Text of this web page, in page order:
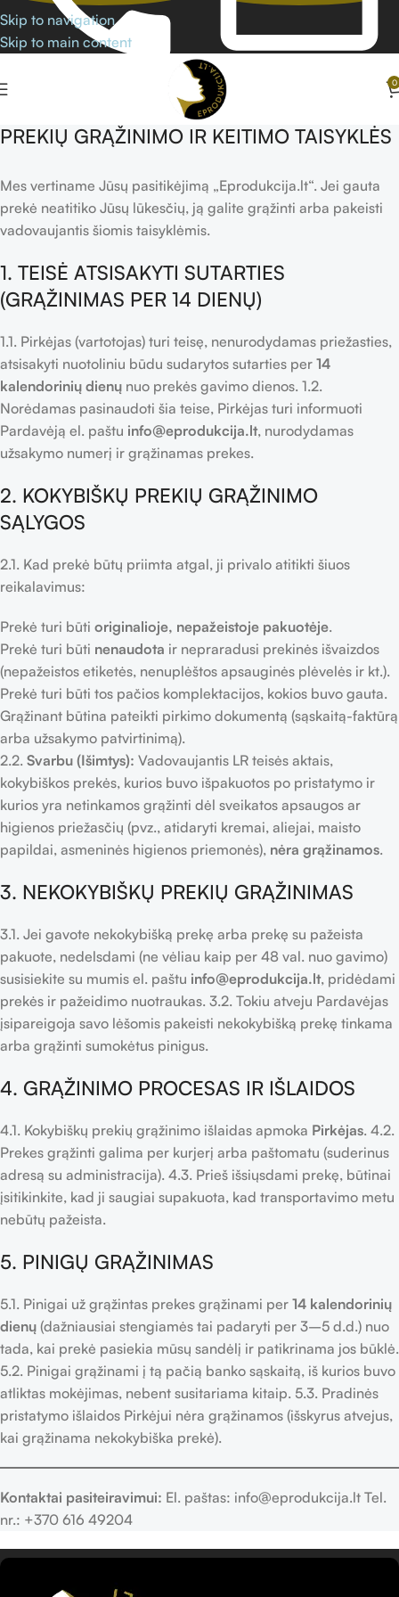
Skip to navigation
Skip to main content
0
PREKIŲ GRĄŽINIMO IR KEITIMO TAISYKLĖS
Mes vertiname Jūsų pasitikėjimą „Eprodukcija.lt“. Jei gauta
prekė neatitiko Jūsų lūkesčių, ją galite grąžinti arba pakeisti
vadovaujantis šiomis taisyklėmis.
1. TEISĖ ATSISAKYTI SUTARTIES
(GRĄŽINIMAS PER 14 DIENŲ)
1.1. Pirkėjas (vartotojas) turi teisę, nenurodydamas priežasties,
atsisakyti nuotoliniu būdu sudarytos sutarties per 14
kalendorinių dienų nuo prekės gavimo dienos. 1.2.
Norėdamas pasinaudoti šia teise, Pirkėjas turi informuoti
Pardavėją el. paštu info@eprodukcija.lt, nurodydamas
užsakymo numerį ir grąžinamas prekes.
2. KOKYBIŠKŲ PREKIŲ GRĄŽINIMO
SĄLYGOS
2.1. Kad prekė būtų priimta atgal, ji privalo atitikti šiuos
reikalavimus:
Prekė turi būti originalioje, nepažeistoje pakuotėje.
Prekė turi būti nenaudota ir nepraradusi prekinės išvaizdos
(nepažeistos etiketės, nenuplėštos apsauginės plėvelės ir kt.).
Prekė turi būti tos pačios komplektacijos, kokios buvo gauta.
Grąžinant būtina pateikti pirkimo dokumentą (sąskaitą-faktūrą
arba užsakymo patvirtinimą).
2.2. Svarbu (Išimtys): Vadovaujantis LR teisės aktais,
kokybiškos prekės, kurios buvo išpakuotos po pristatymo ir
kurios yra netinkamos grąžinti dėl sveikatos apsaugos ar
higienos priežasčių (pvz., atidaryti kremai, aliejai, maisto
papildai, asmeninės higienos priemonės), nėra grąžinamos.
3. NEKOKYBIŠKŲ PREKIŲ GRĄŽINIMAS
3.1. Jei gavote nekokybišką prekę arba prekę su pažeista
pakuote, nedelsdami (ne vėliau kaip per 48 val. nuo gavimo)
susisiekite su mumis el. paštu info@eprodukcija.lt, pridėdami
prekės ir pažeidimo nuotraukas. 3.2. Tokiu atveju Pardavėjas
įsipareigoja savo lėšomis pakeisti nekokybišką prekę tinkama
arba grąžinti sumokėtus pinigus.
4. GRĄŽINIMO PROCESAS IR IŠLAIDOS
4.1. Kokybiškų prekių grąžinimo išlaidas apmoka Pirkėjas. 4.2.
Prekes grąžinti galima per kurjerį arba paštomatu (suderinus
adresą su administracija). 4.3. Prieš išsiųsdami prekę, būtinai
įsitikinkite, kad ji saugiai supakuota, kad transportavimo metu
nebūtų pažeista.
5. PINIGŲ GRĄŽINIMAS
5.1. Pinigai už grąžintas prekes grąžinami per 14 kalendorinių
dienų (dažniausiai stengiamės tai padaryti per 3–5 d.d.) nuo
tada, kai prekė pasiekia mūsų sandėlį ir patikrinama jos būklė.
5.2. Pinigai grąžinami į tą pačią banko sąskaitą, iš kurios buvo
atliktas mokėjimas, nebent susitariama kitaip. 5.3. Pradinės
pristatymo išlaidos Pirkėjui nėra grąžinamos (išskyrus atvejus,
kai grąžinama nekokybiška prekė).
Kontaktai pasiteiravimui: El. paštas: info@eprodukcija.lt Tel.
nr.: +370 616 49204